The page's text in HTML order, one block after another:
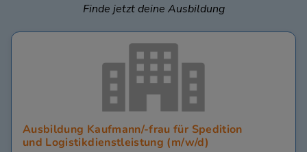
Finde jetzt deine Ausbildung
Ausbildung Kaufmann/-frau für Spedition
und Logistikdienstleistung (m/w/d)